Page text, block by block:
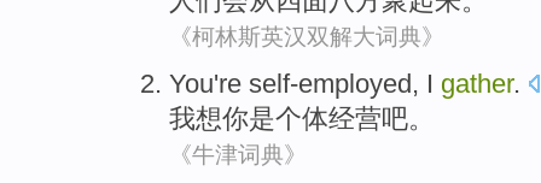
《柯林斯英汉双解大词典》
You're self-employed, I gather.
我想你是个体经营吧。
《牛津词典》